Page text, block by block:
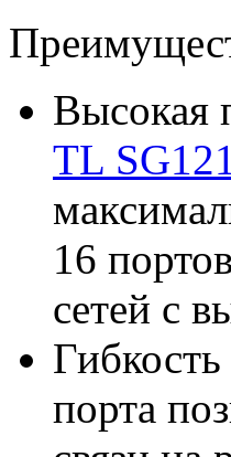
Высокая
TL
16
сетей с
порта